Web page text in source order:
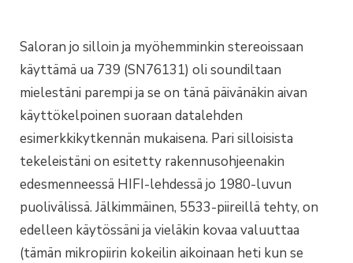
Saloran jo silloin ja myöhemminkin stereoissaan
käyttämä ua 739 (SN76131) oli soundiltaan
mielestäni parempi ja se on tänä päivänäkin aivan
käyttökelpoinen suoraan datalehden
esimerkkikytkennän mukaisena. Pari silloisista
tekeleistäni on esitetty rakennusohjeenakin
edesmenneessä HIFI-lehdessä jo 1980-luvun
puolivälissä. Jälkimmäinen, 5533-piireillä tehty, on
edelleen käytössäni ja vieläkin kovaa valuuttaa
(tämän mikropiirin kokeilin aikoinaan heti kun se